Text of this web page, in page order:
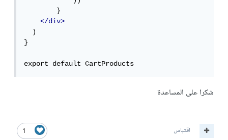
        }
</div>
  )
}
export default CartProducts
شكرا على المساعدة
1 اقتباس